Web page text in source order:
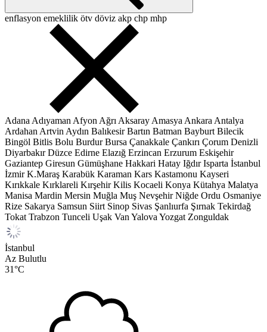
enflasyon emeklilik ötv döviz akp chp mhp
Adana Adıyaman Afyon Ağrı Aksaray Amasya Ankara Antalya
Ardahan Artvin Aydın Balıkesir Bartın Batman Bayburt Bilecik
Bingöl Bitlis Bolu Burdur Bursa Çanakkale Çankırı Çorum Denizli
Diyarbakır Düzce Edirne Elazığ Erzincan Erzurum Eskişehir
Gaziantep Giresun Gümüşhane Hakkari Hatay Iğdır Isparta İstanbul
İzmir K.Maraş Karabük Karaman Kars Kastamonu Kayseri
Kırıkkale Kırklareli Kırşehir Kilis Kocaeli Konya Kütahya Malatya
Manisa Mardin Mersin Muğla Muş Nevşehir Niğde Ordu Osmaniye
Rize Sakarya Samsun Siirt Sinop Sivas Şanlıurfa Şırnak Tekirdağ
Tokat Trabzon Tunceli Uşak Van Yalova Yozgat Zonguldak
İstanbul
Az Bulutlu
31°C